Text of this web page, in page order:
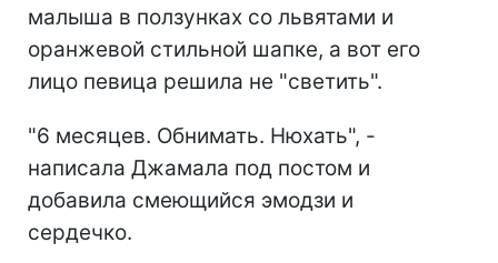
малыша в ползунках со львятами и
оранжевой стильной шапке, а вот его
лицо певица решила не "светить".
"6 месяцев. Обнимать. Нюхать", -
написала Джамала под постом и
добавила смеющийся эмодзи и
сердечко.